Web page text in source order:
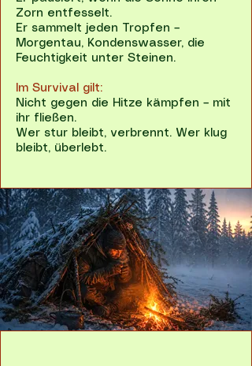
Zorn entfesselt.
Er sammelt jeden Tropfen –
Morgentau, Kondenswasser, die
Feuchtigkeit unter Steinen.
Im Survival gilt:
Nicht gegen die Hitze kämpfen – mit
ihr fließen.
Wer stur bleibt, verbrennt. Wer klug
bleibt, überlebt.